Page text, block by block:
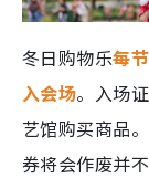
冬日购物乐每
入会场。入场
艺馆购买商品
券将会作废并